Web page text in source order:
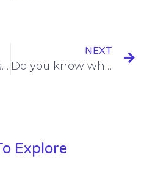
One choice doesn’t determine your whole future.
NEXT
Do you know what a foreign accent is? It’s a sign of bravery.
Explore